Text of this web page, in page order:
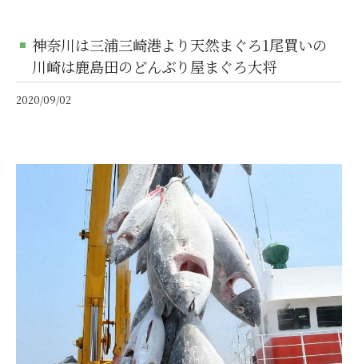
神奈川は三浦三崎港より天然まぐろ1尾買いの
川崎は鹿島田のどんぶり屋まぐろ大将
2020/09/02